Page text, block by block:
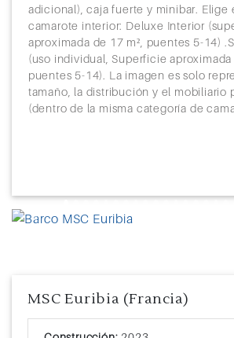
adicional), caja fuerte y minibar. Elige
camarote interior: Deluxe Interior
aproximada de 17 m², puentes 5-14)
(uso individual, Superficie aproximada
puentes 5-14). La imagen es solo
tamaño, la distribución y el mobiliario
(dentro de la misma categoría de
Previous
MSC Euribia (Francia)